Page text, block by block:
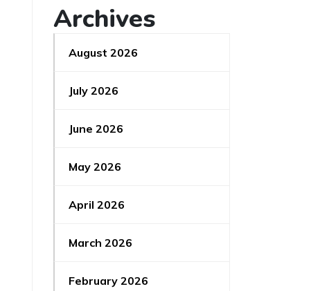
Archives
August 2026
July 2026
June 2026
May 2026
April 2026
March 2026
February 2026